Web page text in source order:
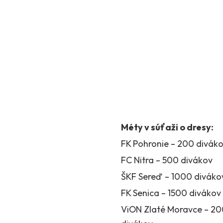
Méty v súťaži o dresy:
FK Pohronie – 200
FC Nitra – 500 divákov
ŠKF Sereď – 1000
FK Senica – 1500 divákov
ViON Zlaté Moravce –